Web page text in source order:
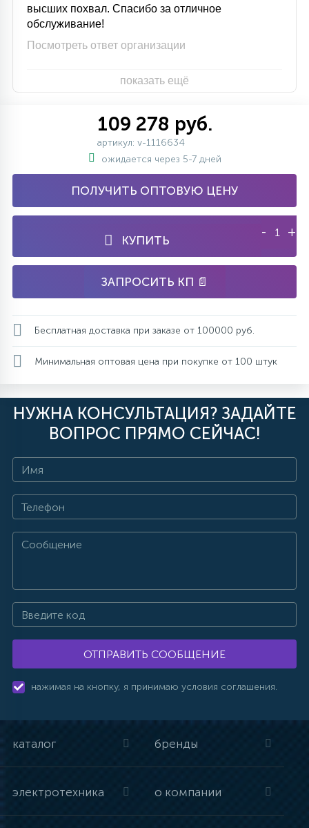
высших похвал. Спасибо за отличное
обслуживание!
Посмотреть ответ организации
показать ещё
109 278 руб.
артикул: v-1116634
ожидается через 5-7 дней
ПОЛУЧИТЬ ОПТОВУЮ ЦЕНУ
КУПИТЬ
- +
ЗАПРОСИТЬ КП 📄
Бесплатная доставка при заказе от 100000 руб.
Минимальная оптовая цена при покупке от 100 штук
НУЖНА КОНСУЛЬТАЦИЯ? ЗАДАЙТЕ
ВОПРОС ПРЯМО СЕЙЧАС!
ОТПРАВИТЬ СООБЩЕНИЕ
нажимая на кнопку, я принимаю условия соглашения.
каталог бренды
электротехника о компании